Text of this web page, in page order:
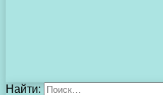
Найти: